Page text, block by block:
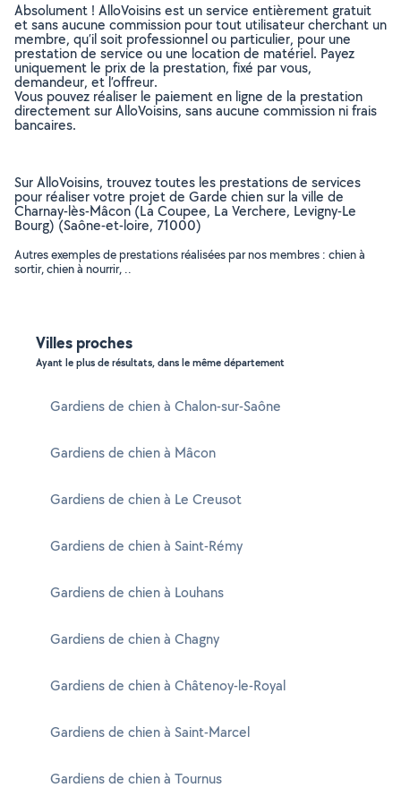
Absolument ! AlloVoisins est un service entièrement gratuit
et sans aucune commission pour tout utilisateur cherchant un
membre, qu’il soit professionnel ou particulier, pour une
prestation de service ou une location de matériel. Payez
uniquement le prix de la prestation, fixé par vous,
demandeur, et l’offreur.
Vous pouvez réaliser le paiement en ligne de la prestation
directement sur AlloVoisins, sans aucune commission ni frais
bancaires.
Sur AlloVoisins, trouvez toutes les prestations de services
pour réaliser votre projet de Garde chien sur la ville de
Charnay-lès-Mâcon (La Coupee, La Verchere, Levigny-Le
Bourg) (Saône-et-loire, 71000)
Autres exemples de prestations réalisées par nos membres : chien à
sortir, chien à nourrir, ..
Villes proches
Ayant le plus de résultats, dans le même département
Gardiens de chien à Chalon-sur-Saône
Gardiens de chien à Mâcon
Gardiens de chien à Le Creusot
Gardiens de chien à Saint-Rémy
Gardiens de chien à Louhans
Gardiens de chien à Chagny
Gardiens de chien à Châtenoy-le-Royal
Gardiens de chien à Saint-Marcel
Gardiens de chien à Tournus